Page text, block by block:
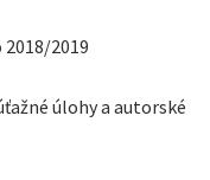
2019
úlohy a autorské